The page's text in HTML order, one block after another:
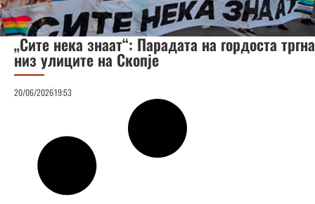
„Сите нека знаат“: Парадата на гордоста тргна
низ улиците на Скопје
20/06/202619:53